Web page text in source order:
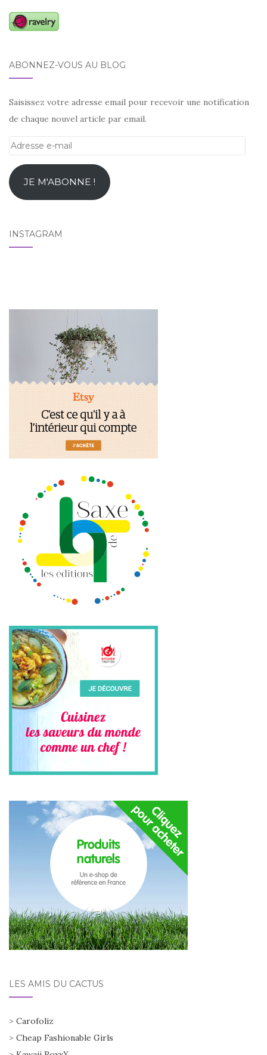
ABONNEZ-VOUS AU BLOG
Saisissez votre adresse email pour recevoir une notification
de chaque nouvel article par email.
Adresse
mailJE M'ABONNE !
INSTAGRAM
LES AMIS DU CACTUS
> Carofoliz
> Cheap Fashionable Girls